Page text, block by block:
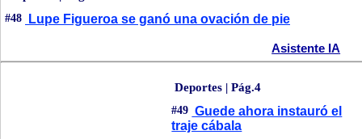
#48 Lupe Figueroa se ganó una ovación de pie
Asistente IA
Deportes | Pág.4
#49 Guede ahora instauró el
traje cábala